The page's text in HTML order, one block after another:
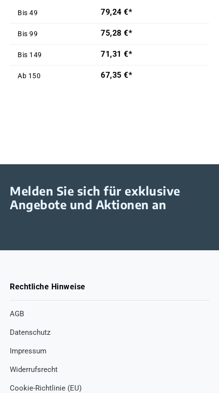
Bis 49 79,24 €*
Bis 99 75,28 €*
Bis 149 71,31 €*
Ab 150 67,35 €*
Melden Sie sich für exklusive
Angebote und Aktionen an
Rechtliche Hinweise
AGB
Datenschutz
Impressum
Widerrufsrecht
Cookie-Richtlinie (EU)